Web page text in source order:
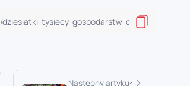
Następny artykuł